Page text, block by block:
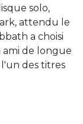
solo,
attendu le
a choisi
ami de longue
l'un des titres